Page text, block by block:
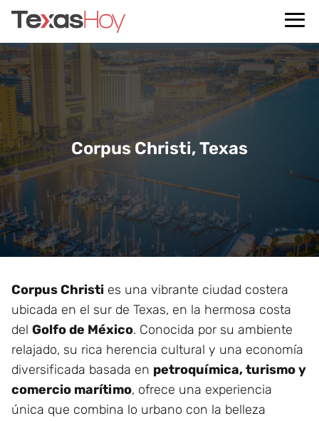
Corpus Christi, Texas
Corpus Christi es una vibrante ciudad costera
ubicada en el sur de Texas, en la hermosa costa
del Golfo de México. Conocida por su ambiente
relajado, su rica herencia cultural y una economía
diversificada basada en petroquímica, turismo y
comercio marítimo, ofrece una experiencia
única que combina lo urbano con la belleza